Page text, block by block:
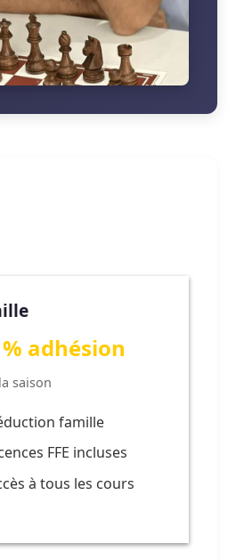
adhésion
saison
famille
FFE incluses
à tous les cours